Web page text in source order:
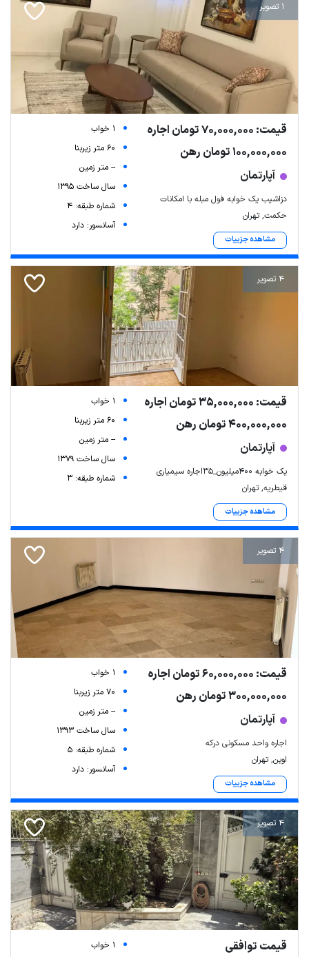
1 تصویر
قیمت: 70,000,000 تومان اجاره
100,000,000 تومان رهن
آپارتمان
دزاشیب یک خوابه فول مبله با امکانات
حکمت, تهران
مشاهده جزییات
1 خواب
60 متر زیربنا
-- متر زمین
سال ساخت 1395
شماره طبقه: 4
آسانسور: دارد
4 تصویر
قیمت: 35,000,000 تومان اجاره
400,000,000 تومان رهن
آپارتمان
یک خوابه ۴۰۰میلیون_۳۵اجاره سیمیاری
قیطریه, تهران
مشاهده جزییات
1 خواب
60 متر زیربنا
-- متر زمین
سال ساخت 1379
شماره طبقه: 3
4 تصویر
قیمت: 60,000,000 تومان اجاره
300,000,000 تومان رهن
آپارتمان
اجاره واحد مسکونی درکه
اوین, تهران
مشاهده جزییات
1 خواب
70 متر زیربنا
-- متر زمین
سال ساخت 1393
شماره طبقه: 5
آسانسور: دارد
4 تصویر
قیمت توافقی
1 خواب